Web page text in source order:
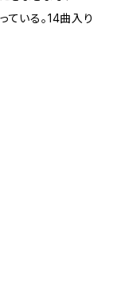
ている。14曲入り